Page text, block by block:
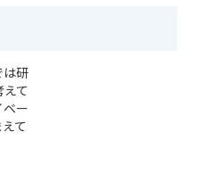
は研
て
ー
て